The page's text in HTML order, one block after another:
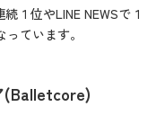
１位やLINE NEWSで１
ています。
(Balletcore)